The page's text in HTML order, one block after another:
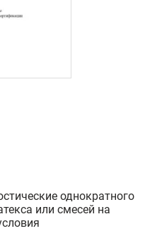
однократного
или смесей на